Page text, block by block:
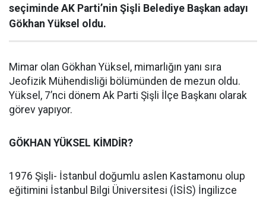
seçiminde AK Parti’nin Şişli Belediye Başkan adayı
Gökhan Yüksel oldu.
Mimar olan Gökhan Yüksel, mimarlığın yanı sıra
Jeofizik Mühendisliği bölümünden de mezun oldu.
Yüksel, 7’nci dönem Ak Parti Şişli İlçe Başkanı olarak
görev yapıyor.
GÖKHAN YÜKSEL KİMDİR?
1976 Şişli- İstanbul doğumlu aslen Kastamonu olup
eğitimini İstanbul Bilgi Üniversitesi (İSİS) İngilizce